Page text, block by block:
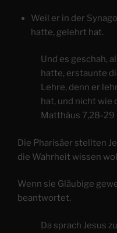
Weil er in der
hatte, gelehrt hat.
Und es geschah,
hatte, erstaunte
Lehre, denn er
hat, und nicht wie
Matthäus 7,28-29
Die Pharisäer stellten
die Wahrheit wissen
Wenn sie Gläubige
beantwortet.
Da sprach Jesus